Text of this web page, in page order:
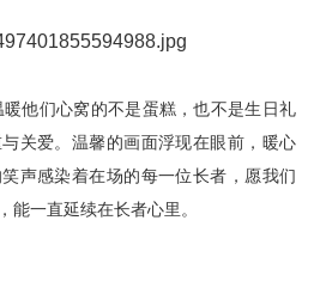
他们心窝的不是蛋糕，也不是生日礼
关爱。温馨的画面浮现在眼前，暖心
声感染着在场的每一位长者，愿我们
能一直延续在长者心里。